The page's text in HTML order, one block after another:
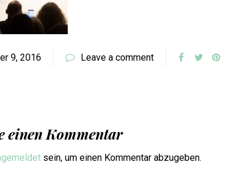
9, 2016 Leave a comment
einen Kommentar
sein, um einen Kommentar abzugeben.